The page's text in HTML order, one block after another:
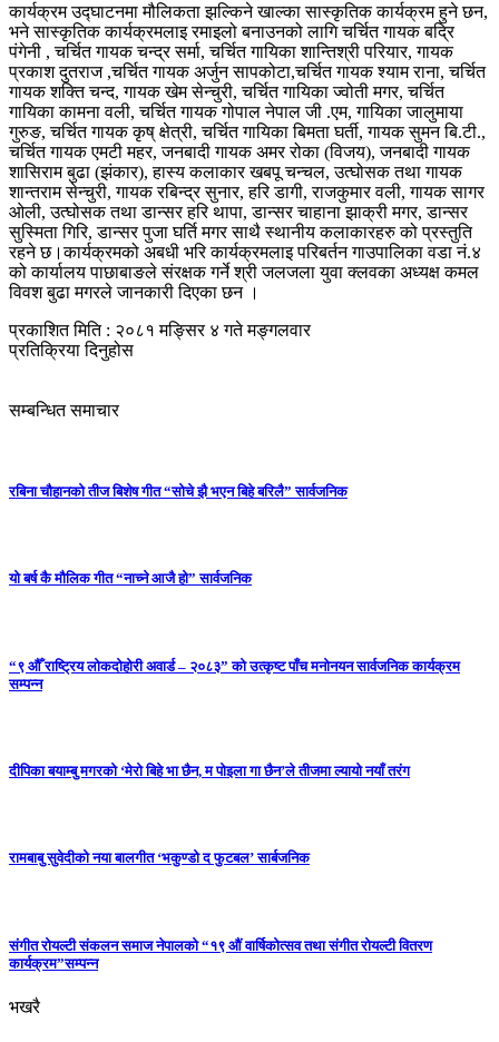
कार्यक्रम उद्घाटनमा मौलिकता झल्किने खाल्का सास्कृतिक कार्यक्रम हुने छन,
भने सास्कृतिक कार्यक्रमलाइ रमाइलो बनाउनको लागि चर्चित गायक बद्रि
पंगेनी , चर्चित गायक चन्द्र सर्मा, चर्चित गायिका शान्तिश्री परियार, गायक
प्रकाश दुतराज ,चर्चित गायक अर्जुन सापकोटा,चर्चित गायक श्याम राना, चर्चित
गायक शक्ति चन्द, गायक खेम सेन्चुरी, चर्चित गायिका ज्वोती मगर, चर्चित
गायिका कामना वली, चर्चित गायक गोपाल नेपाल जी .एम, गायिका जालुमाया
गुरुङ, चर्चित गायक कृष् क्षेत्री, चर्चित गायिका बिमता घर्ती, गायक सुमन बि.टी.,
चर्चित गायक एमटी महर, जनबादी गायक अमर रोका (विजय), जनबादी गायक
शासिराम बुढा (झंकार), हास्य कलाकार खबपू चन्चल, उत्घोसक तथा गायक
शान्तराम सेन्चुरी, गायक रबिन्द्र सुनार, हरि डागी, राजकुमार वली, गायक सागर
ओली, उत्घोसक तथा डान्सर हरि थापा, डान्सर चाहाना झाक्री मगर, डान्सर
सुस्मिता गिरि, डान्सर पुजा घर्ति मगर साथै स्थानीय कलाकारहरु को प्रस्तुति
रहने छ।कार्यक्रमको अबधी भरि कार्यक्रमलाइ परिबर्तन गाउपालिका वडा नं.४
को कार्यालय पाछाबाङले संरक्षक गर्ने श्री जलजला युवा क्लवका अध्यक्ष कमल
विवश बुढा मगरले जानकारी दिएका छन ।
प्रकाशित मिति : २०८१ मङ्सिर ४ गते मङ्गलवार
प्रतिक्रिया दिनुहोस
सम्बन्धित समाचार
रबिना चौहानको तीज बिशेष गीत “सोचे झै भएन बिहे बरिलै” सार्वजनिक
यो बर्ष कै मौलिक गीत “नाच्ने आजै हो” सार्वजनिक
“९ औँ राष्ट्रिय लोकदोहोरी अवार्ड – २०८३” को उत्कृष्ट पाँच मनोनयन सार्वजनिक कार्यक्रम
सम्पन्न
दीपिका बयाम्बु मगरको ‘मेरो बिहे भा छैन, म पोइला गा छैन’ले तीजमा ल्यायो नयाँ तरंग
रामबाबु सुवेदीको नया बालगीत ‘भकुण्डो द फुटबल’ सार्बजनिक
संगीत रोयल्टी संकलन समाज नेपालको “१९ औं वार्षिकोत्सव तथा संगीत रोयल्टी वितरण
कार्यक्रम”सम्पन्न
भखरै